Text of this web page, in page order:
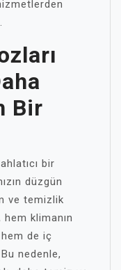
Bir
bir
düzgün
ve temizlik
klimanın
de iç
nedenle,